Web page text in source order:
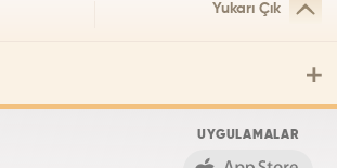
Yukarı Çık
UYGULAMALAR